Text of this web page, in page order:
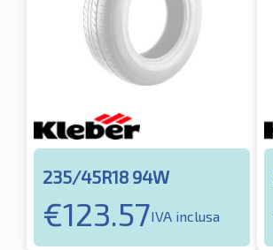
235/45R18 94W
€123.57IVA inclusa